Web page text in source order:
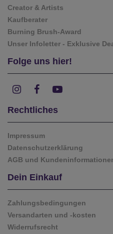
Creator & Artists
Kaufberater
Burning Brush-Award
Unser Infoletter - Exklusive
Folge uns hier!
Rechtliches
Impressum
Datenschutzerklärung
AGB und
Dein Einkauf
Zahlungsbedingungen
Versandarten und -kosten
Widerrufsrecht